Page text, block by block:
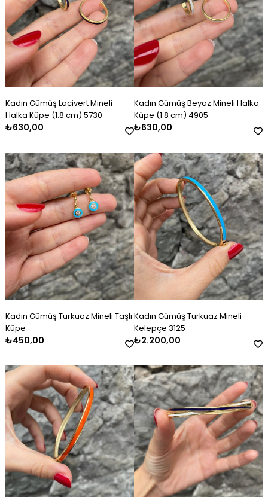
Kadın Gümüş Lacivert Mineli
Halka Küpe (1.8 cm) 5730
₺630,00
Kadın Gümüş Beyaz Mineli Halka
Küpe (1.8 cm) 4905
₺630,00
Kadın Gümüş Turkuaz Mineli Taşlı
Küpe
₺450,00
Kadın Gümüş Turkuaz Mineli
Kelepçe 3125
₺2.200,00